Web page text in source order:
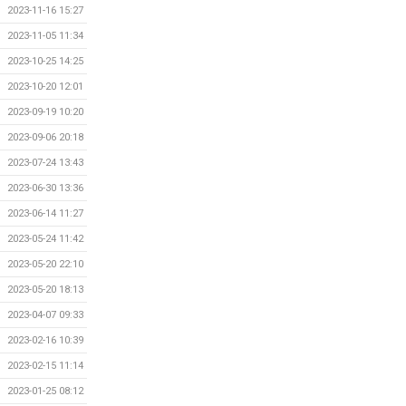
2023-11-16 15:27
2023-11-05 11:34
2023-10-25 14:25
2023-10-20 12:01
2023-09-19 10:20
2023-09-06 20:18
2023-07-24 13:43
2023-06-30 13:36
2023-06-14 11:27
2023-05-24 11:42
2023-05-20 22:10
2023-05-20 18:13
2023-04-07 09:33
2023-02-16 10:39
2023-02-15 11:14
2023-01-25 08:12